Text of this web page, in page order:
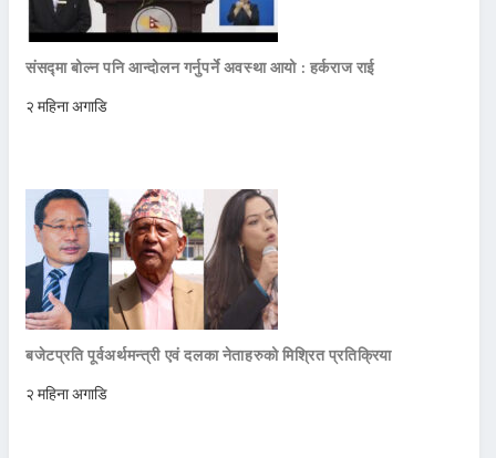
संसद्मा बोल्न पनि आन्दोलन गर्नुपर्ने अवस्था आयो : हर्कराज राई
२ महिना अगाडि
बजेटप्रति पूर्वअर्थमन्त्री एवं दलका नेताहरुको मिश्रित प्रतिक्रिया
२ महिना अगाडि